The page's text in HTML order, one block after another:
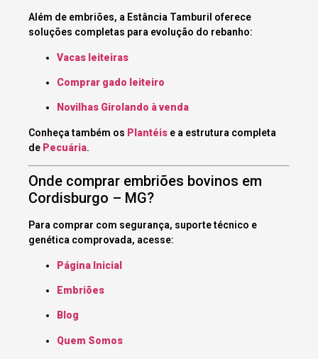
Além de embriões, a Estância Tamburil oferece
soluções completas para evolução do rebanho:
Vacas leiteiras
Comprar gado leiteiro
Novilhas Girolando à venda
Conheça também os Plantéis e a estrutura completa
de Pecuária.
Onde comprar embriões bovinos em
Cordisburgo – MG?
Para comprar com segurança, suporte técnico e
genética comprovada, acesse:
Página Inicial
Embriões
Blog
Quem Somos